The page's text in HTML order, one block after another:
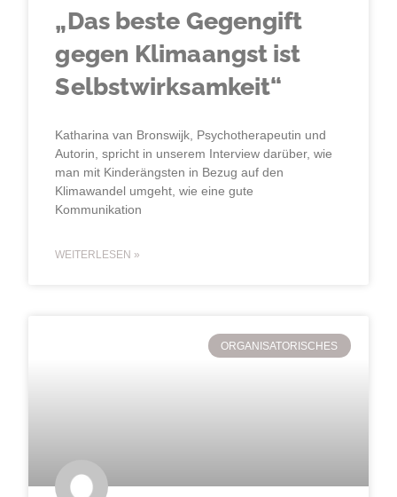
„Das beste Gegengift
gegen Klimaangst ist
Selbstwirksamkeit“
Katharina van Bronswijk, Psychotherapeutin und
Autorin, spricht in unserem Interview darüber, wie
man mit Kinderängsten in Bezug auf den
Klimawandel umgeht, wie eine gute
Kommunikation
WEITERLESEN »
ORGANISATORISCHES